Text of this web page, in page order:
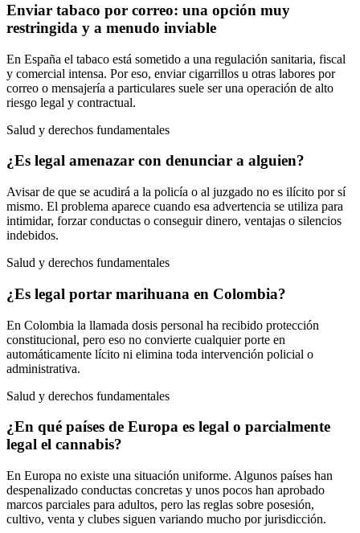
Enviar tabaco por correo: una opción muy
restringida y a menudo inviable
En España el tabaco está sometido a una regulación sanitaria, fiscal
y comercial intensa. Por eso, enviar cigarrillos u otras labores por
correo o mensajería a particulares suele ser una operación de alto
riesgo legal y contractual.
Salud y derechos fundamentales
¿Es legal amenazar con denunciar a alguien?
Avisar de que se acudirá a la policía o al juzgado no es ilícito por sí
mismo. El problema aparece cuando esa advertencia se utiliza para
intimidar, forzar conductas o conseguir dinero, ventajas o silencios
indebidos.
Salud y derechos fundamentales
¿Es legal portar marihuana en Colombia?
En Colombia la llamada dosis personal ha recibido protección
constitucional, pero eso no convierte cualquier porte en
automáticamente lícito ni elimina toda intervención policial o
administrativa.
Salud y derechos fundamentales
¿En qué países de Europa es legal o parcialmente
legal el cannabis?
En Europa no existe una situación uniforme. Algunos países han
despenalizado conductas concretas y unos pocos han aprobado
marcos parciales para adultos, pero las reglas sobre posesión,
cultivo, venta y clubes siguen variando mucho por jurisdicción.